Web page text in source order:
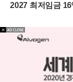
2027 최저임금